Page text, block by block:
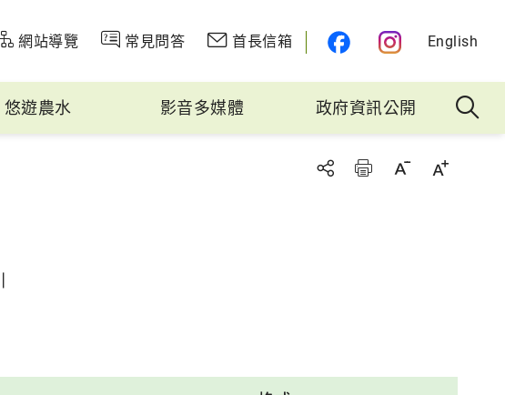
網站導覽 常見問答 首長信箱 English
悠遊農水 影音多媒體 政府資訊公開